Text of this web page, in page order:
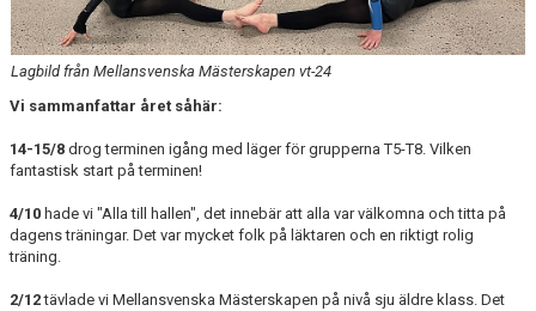
Lagbild från Mellansvenska Mästerskapen vt-24
Vi sammanfattar året såhär:
14-15/8 drog terminen igång med läger för grupperna T5-T8. Vilken
fantastisk start på terminen!
4/10 hade vi "Alla till hallen", det innebär att alla var välkomna och titta på
dagens träningar. Det var mycket folk på läktaren och en riktigt rolig
träning.
2/12tävlade vi Mellansvenska Mästerskapen på nivå sju äldre klass. Det